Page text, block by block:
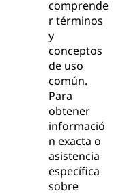
comprende
r términos
y
conceptos
de uso
común.
Para
obtener
informació
n exacta o
asistencia
específica
sobre